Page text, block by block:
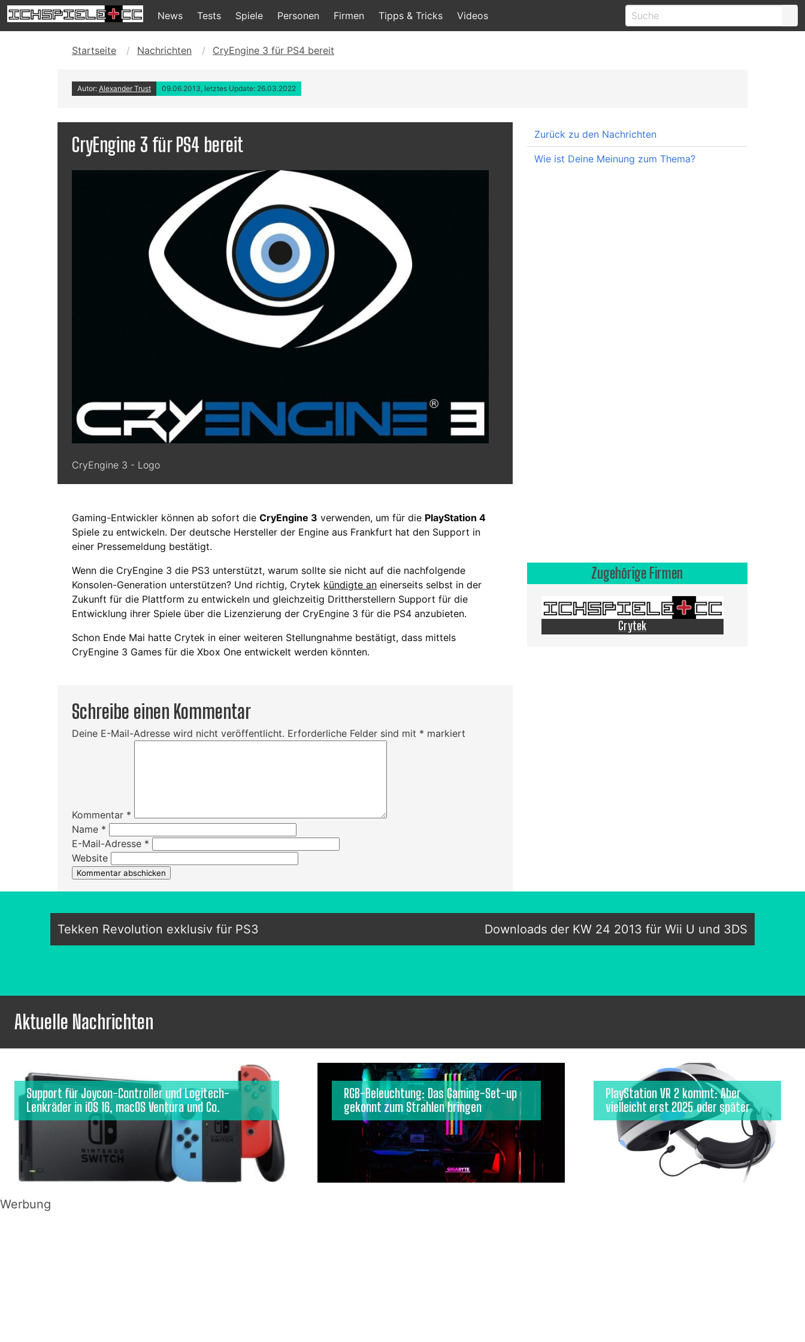
News Tests Spiele Personen Firmen Tipps & Tricks Videos
Startseite Nachrichten CryEngine 3 für PS4 bereit
Autor: Alexander Trust 09.06.2013, letztes Update: 26.03.2022
CryEngine 3 für PS4 bereit
CryEngine 3 - Logo
Gaming-Entwickler können ab sofort die CryEngine 3 verwenden, um für die PlayStation 4
Spiele zu entwickeln. Der deutsche Hersteller der Engine aus Frankfurt hat den Support in
einer Pressemeldung bestätigt.
Wenn die CryEngine 3 die PS3 unterstützt, warum sollte sie nicht auf die nachfolgende
Konsolen-Generation unterstützen? Und richtig, Crytek kündigte an einerseits selbst in der
Zukunft für die Plattform zu entwickeln und gleichzeitig Drittherstellern Support für die
Entwicklung ihrer Spiele über die Lizenzierung der CryEngine 3 für die PS4 anzubieten.
Schon Ende Mai hatte Crytek in einer weiteren Stellungnahme bestätigt, dass mittels
CryEngine 3 Games für die Xbox One entwickelt werden könnten.
Schreibe einen Kommentar
Deine E-Mail-Adresse wird nicht veröffentlicht. Erforderliche Felder sind mit * markiert
Kommentar *
Name *
E-Mail-Adresse *
Website
Zurück zu den Nachrichten
Wie ist Deine Meinung zum Thema?
Zugehörige Firmen
Crytek
Tekken Revolution exklusiv für PS3 Downloads der KW 24 2013 für Wii U und 3DS
Aktuelle Nachrichten
Support für Joycon-Controller und Logitech-
Lenkräder in iOS 16, macOS Ventura und Co.
RGB-Beleuchtung: Das Gaming-Set-up
gekonnt zum Strahlen bringen
PlayStation VR 2 kommt: Aber
vielleicht erst 2025 oder später
Werbung